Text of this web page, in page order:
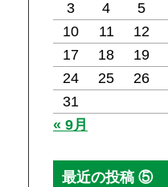
3 4 5
10
11 12
17
18 19
24
25 26
31
« 9月
最近の投稿 ⑤